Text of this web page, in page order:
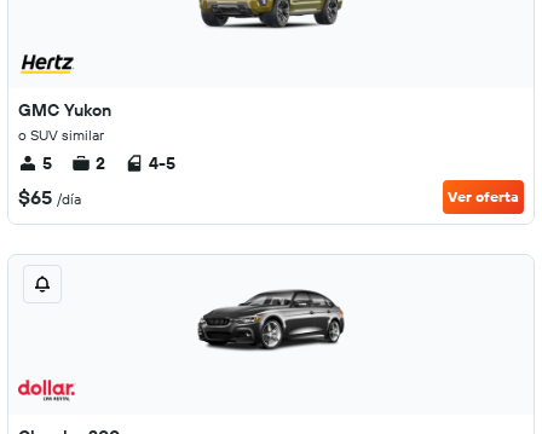
GMC Yukon
o SUV similar
5 2 4-5
$65 /día Ver oferta